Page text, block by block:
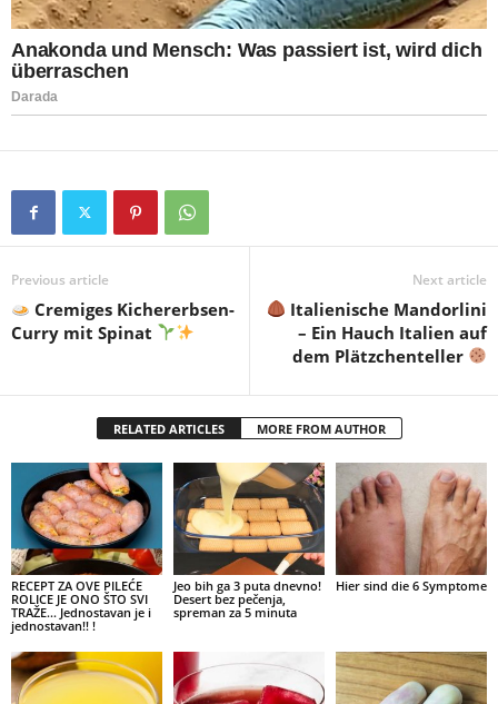
Previous article
Cremiges Kichererbsen-
Curry mit Spinat
Next article
Italienische Mandorlini
– Ein Hauch Italien auf
dem Plätzchenteller
RELATED ARTICLES MORE FROM AUTHOR
RECEPT ZA OVE PILEĆE
ROLICE JE ONO ŠTO SVI
TRAŽE… Jednostavan je i
jednostavan!! !
Jeo bih ga 3 puta dnevno!
Desert bez pečenja,
spreman za 5 minuta
Hier sind die 6 Symptome